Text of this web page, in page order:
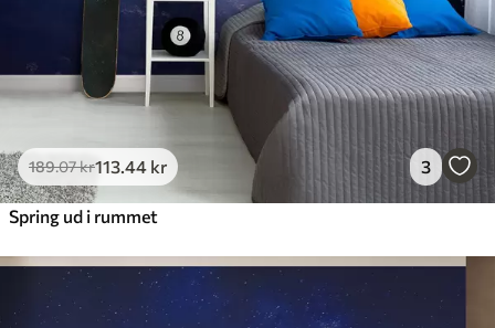
189.07kr113.44 kr 3
Spring ud i rummet